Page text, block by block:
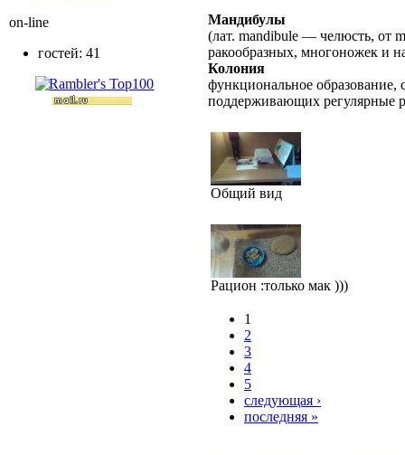
Мандибулы
(лат. mandibule — челюсть, от
ракообразных, многоножек и
Колония
функциональное образование,
поддерживающих регулярные
Общий вид
Рацион :только мак )))
1
2
3
4
5
следующая ›
последняя »
on-line
гостей: 41